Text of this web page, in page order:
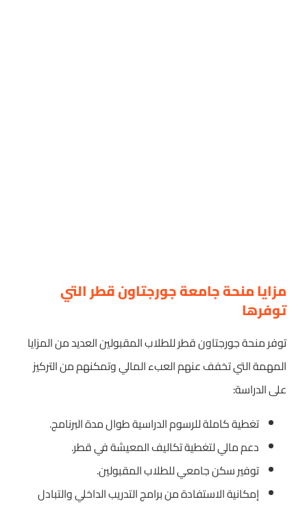
مزايا منحة جامعة جورجتاون قطر التي
توفرها
توفر منحة جورجتاون قطر للطلاب المقبولين العديد من المزايا
المهمة التي تخفف عنهم العبء المالي وتمكنهم من التركيز
على الدراسة:
تغطية كاملة للرسوم الدراسية طوال مدة البرنامج.
دعم مالي لتغطية تكاليف المعيشة في قطر.
توفير سكن جامعي للطلاب المقبولين.
إمكانية الاستفادة من برامج التدريب الداخلي والتبادل